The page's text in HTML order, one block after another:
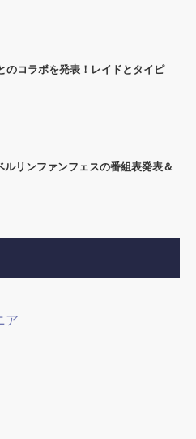
のコラボを発表！レイドとタイピ
ルリンファンフェスの番組表発表＆
ア